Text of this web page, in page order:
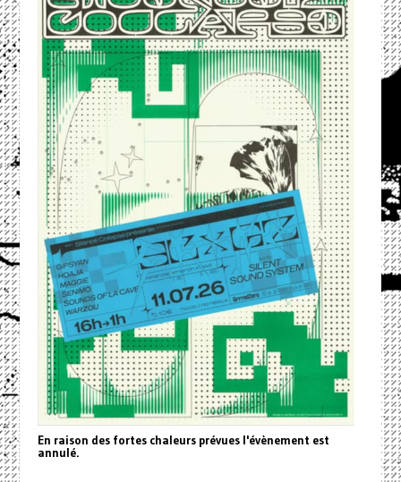
En raison des fortes chaleurs prévues l'évènement est
annulé.